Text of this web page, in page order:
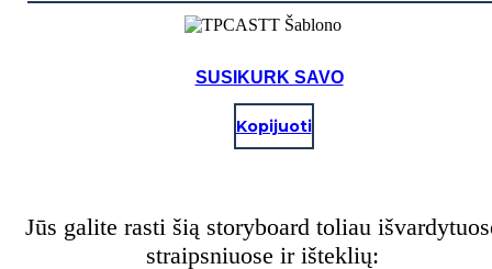
SUSIKURK SAVO
Kopijuoti
Jūs galite rasti šią storyboard toliau
straipsniuose ir išteklių: